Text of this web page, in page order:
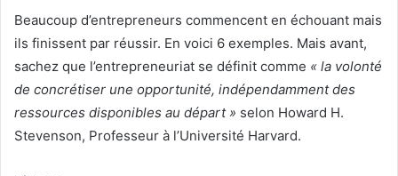
r
Beaucoup d’entrepreneurs commencent en échouant mais
ils finissent par réussir. En voici 6 exemples. Mais avant,
sachez que l’entrepreneuriat se définit comme « la volonté
de concrétiser une opportunité, indépendamment des
ressources disponibles au départ » selon Howard H.
Stevenson, Professeur à l’Université Harvard.